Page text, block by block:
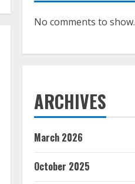
No comments to show.
ARCHIVES
March 2026
October 2025